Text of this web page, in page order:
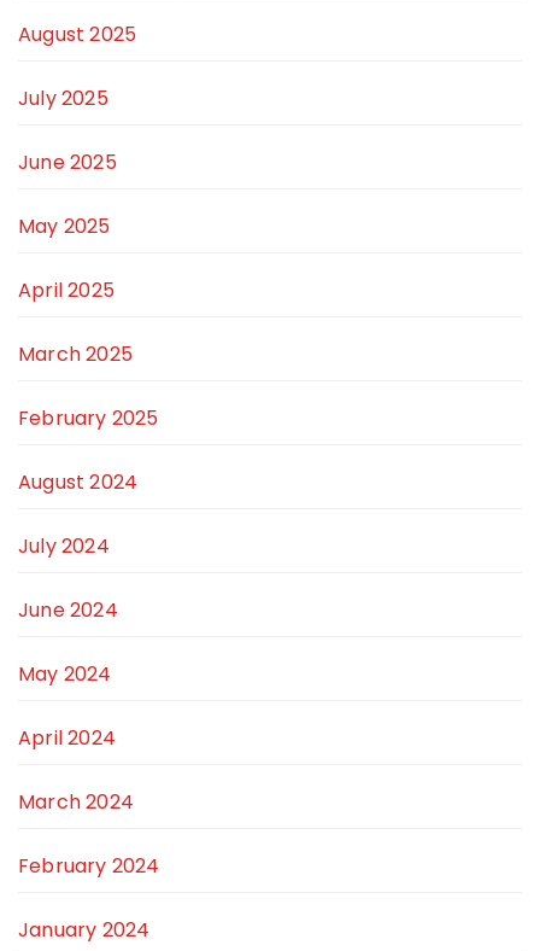
August 2025
July 2025
June 2025
May 2025
April 2025
March 2025
February 2025
August 2024
July 2024
June 2024
May 2024
April 2024
March 2024
February 2024
January 2024